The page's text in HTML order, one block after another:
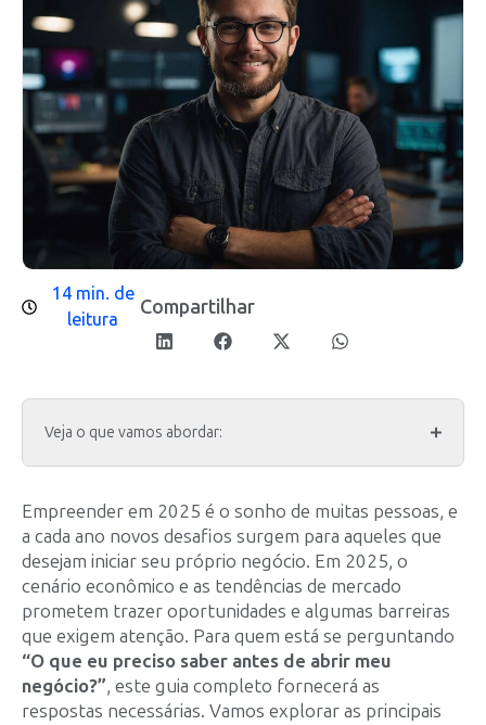
14 min. de
leitura
Compartilhar
Veja o que vamos abordar:
Empreender em 2025 é o sonho de muitas pessoas, e
a cada ano novos desafios surgem para aqueles que
desejam iniciar seu próprio negócio. Em 2025, o
cenário econômico e as tendências de mercado
prometem trazer oportunidades e algumas barreiras
que exigem atenção. Para quem está se perguntando
“O que eu preciso saber antes de abrir meu
negócio?”, este guia completo fornecerá as
respostas necessárias. Vamos explorar as principais